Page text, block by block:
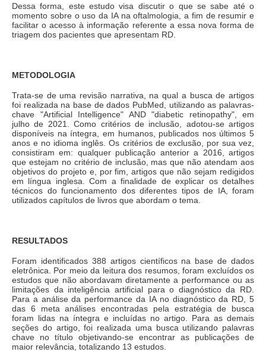
Dessa forma, este estudo visa discutir o que se sabe até o
momento sobre o uso da IA na oftalmologia, a fim de resumir e
facilitar o acesso à informação referente a essa nova forma de
triagem dos pacientes que apresentam RD.
METODOLOGIA
Trata-se de uma revisão narrativa, na qual a busca de artigos
foi realizada na base de dados PubMed, utilizando as palavras-
chave "Artificial Intelligence" AND "diabetic retinopathy", em
julho de 2021. Como critérios de inclusão, adotou-se artigos
disponíveis na íntegra, em humanos, publicados nos últimos 5
anos e no idioma inglês. Os critérios de exclusão, por sua vez,
consistiram em: qualquer publicação anterior a 2016, artigos
que estejam no critério de inclusão, mas que não atendam aos
objetivos do projeto e, por fim, artigos que não sejam redigidos
em língua inglesa. Com a finalidade de explicar os detalhes
técnicos do funcionamento dos diferentes tipos de IA, foram
utilizados capítulos de livros que abordam o tema.
RESULTADOS
Foram identificados 388 artigos científicos na base de dados
eletrônica. Por meio da leitura dos resumos, foram excluídos os
estudos que não abordavam diretamente a performance ou as
limitações da inteligência artificial para o diagnóstico da RD.
Para a análise da performance da IA no diagnóstico da RD, 5
das 6 meta análises encontradas pela estratégia de busca
foram lidas na íntegra e incluídas no artigo. Para as demais
seções do artigo, foi realizada uma busca utilizando palavras
chave no título objetivando-se encontrar as publicações de
maior relevância, totalizando 13 estudos.